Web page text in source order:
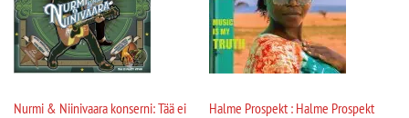
Nurmi & Niinivaara konserni: Tää ei
Halme Prospekt : Halme Prospekt